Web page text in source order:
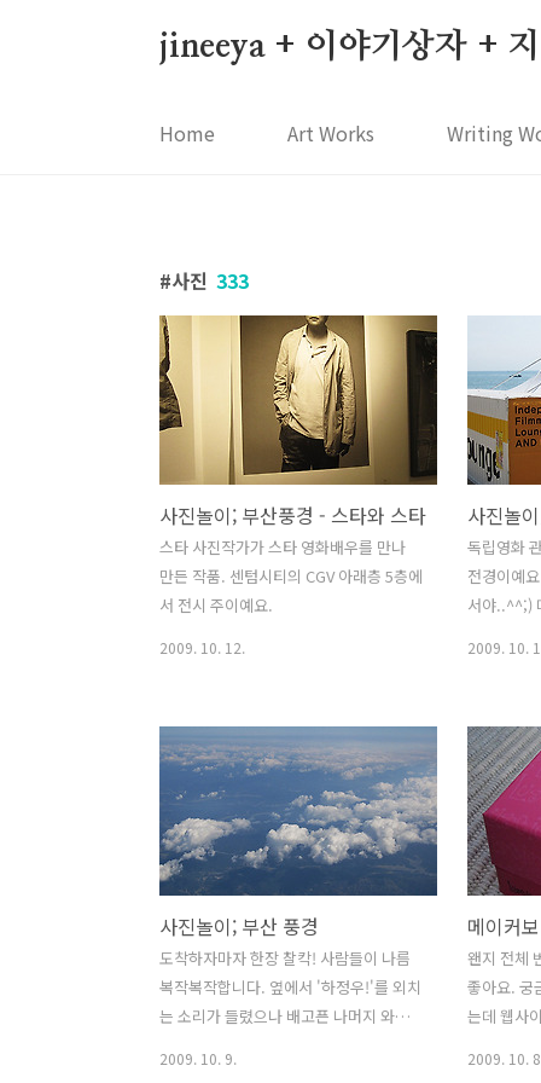
jineeya + 이야기상자 +
Home Art Works Writing
사진 333
사진놀이; 부산풍경 - 스타와 스타
스타 사진작가가 스타 영화배우를 만나
만든 작품. 센텀시티의 CGV 아래층 5층에
서 전시 주이예요.
2009. 10. 12.
사진놀
독립영화
전경이예
서야..^^;)
청된 독립
화제 선전
2009. 10.
사진놀이; 부산 풍경
도착하자마자 한장 찰칵! 사람들이 나름
복작복작합니다. 옆에서 '하정우!'를 외치
는 소리가 들렸으나 배고픈 나머지 와플
2009. 10. 9.
메이커
왠지 전체
좋아요. 궁
는데 웹사
2009. 10.